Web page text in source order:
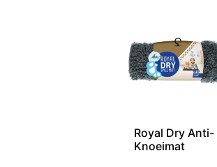
Royal Dry Anti-
Knoeimat